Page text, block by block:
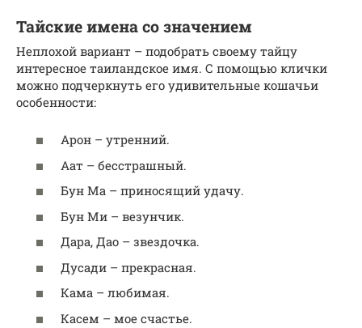
Тайские имена со значением
Неплохой вариант – подобрать своему тайцу
интересное таиландское имя. С помощью клички
можно подчеркнуть его удивительные кошачьи
особенности:
Арон – утренний.
Аат – бесстрашный.
Бун Ма – приносящий удачу.
Бун Ми – везунчик.
Дара, Дао – звездочка.
Дусади – прекрасная.
Кама – любимая.
Касем – мое счастье.